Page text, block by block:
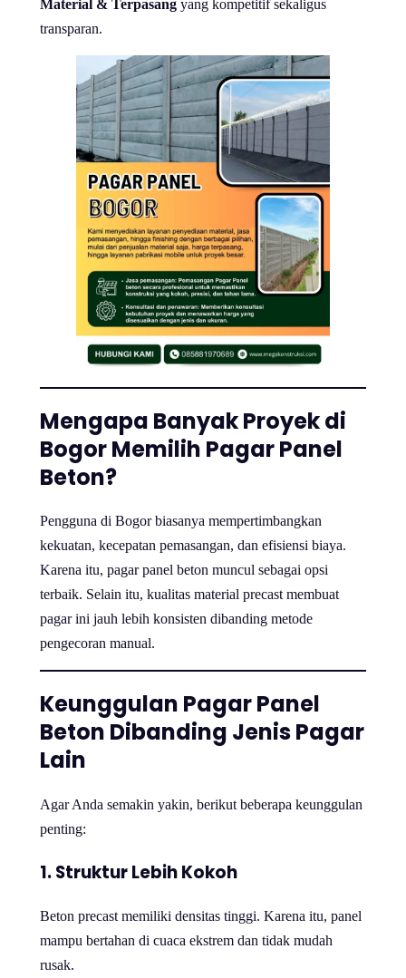
Material & Terpasang yang kompetitif sekaligus
transparan.
Mengapa Banyak Proyek di
Bogor Memilih Pagar Panel
Beton?
Pengguna di Bogor biasanya mempertimbangkan
kekuatan, kecepatan pemasangan, dan efisiensi biaya.
Karena itu, pagar panel beton muncul sebagai opsi
terbaik. Selain itu, kualitas material precast membuat
pagar ini jauh lebih konsisten dibanding metode
pengecoran manual.
Keunggulan Pagar Panel
Beton Dibanding Jenis Pagar
Lain
Agar Anda semakin yakin, berikut beberapa keunggulan
penting:
1. Struktur Lebih Kokoh
Beton precast memiliki densitas tinggi. Karena itu, panel
mampu bertahan di cuaca ekstrem dan tidak mudah
rusak.